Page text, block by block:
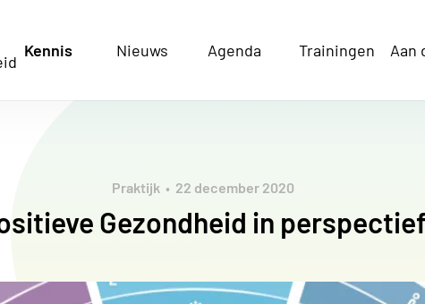
Kennis Nieuws Agenda Trainingen Aan
Praktijk 22 december 2020
Gezondheid in perspectief